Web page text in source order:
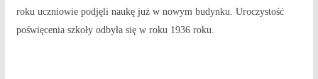
roku uczniowie podjęli naukę już w nowym budynku. Uroczystość
poświęcenia szkoły odbyła się w roku 1936 roku.